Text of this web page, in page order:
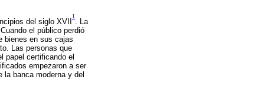
del siglo XVII
1
. La
el público perdió
bienes en sus cajas
Las personas que
papel certificando el
empezaron a ser
banca moderna y del